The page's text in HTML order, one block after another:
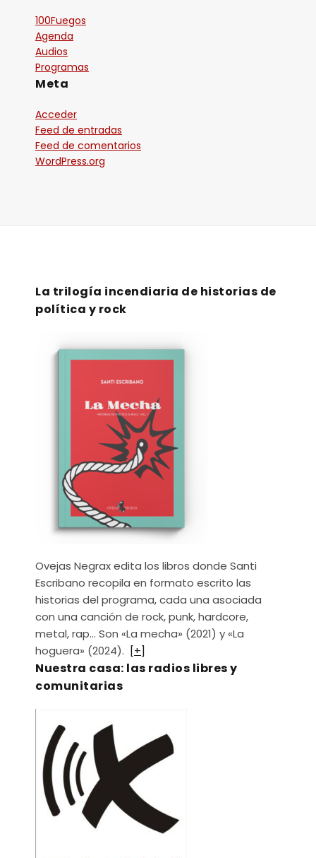
100Fuegos
Agenda
Audios
Programas
Meta
Acceder
Feed de entradas
Feed de comentarios
WordPress.org
La trilogía incendiaria de historias de
política y rock
Ovejas Negrax edita los libros donde Santi
Escribano recopila en formato escrito las
historias del programa, cada una asociada
con una canción de rock, punk, hardcore,
metal, rap… Son «La mecha» (2021) y «La
hoguera» (2024). [+]
Nuestra casa: las radios libres y
comunitarias